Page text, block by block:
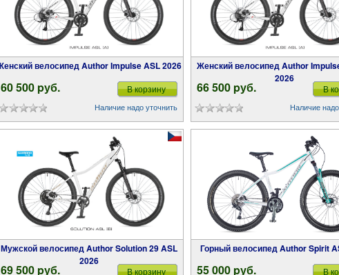
Женский велосипед Author Impulse ASL 2026
60 500 pуб. В корзину
Наличие надо уточнить
Женский велосипед Author Impulse ASL 29
2026
66 500 pуб. В
Наличие
Мужской велосипед Author Solution 29 ASL
2026
69 500 pуб. В корзину
Горный велосипед Author Spirit
55 000 pуб. В